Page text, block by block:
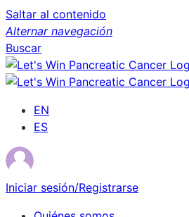
Saltar al contenido
Alternar navegación
Buscar
EN
ES
Iniciar sesión/Registrarse